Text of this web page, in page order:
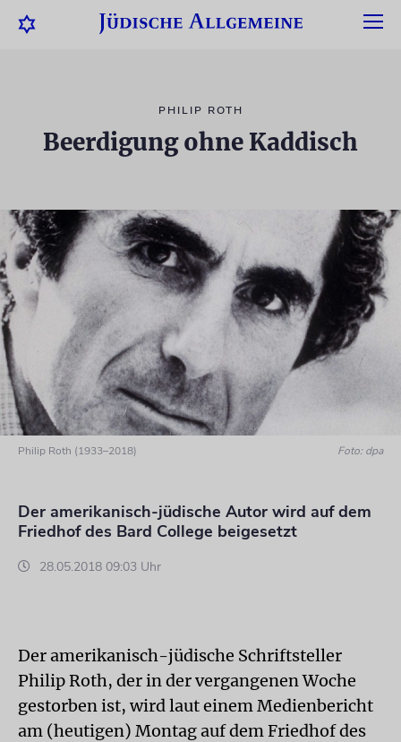
PHILIP ROTH
Beerdigung ohne Kaddisch
Philip Roth (1933–2018) Foto: dpa
Der amerikanisch-jüdische Autor wird auf dem
Friedhof des Bard College beigesetzt
28.05.2018 09:03 Uhr
Der amerikanisch-jüdische Schriftsteller
Philip Roth, der in der vergangenen Woche
gestorben ist, wird laut einem Medienbericht
am (heutigen) Montag auf dem Friedhof des